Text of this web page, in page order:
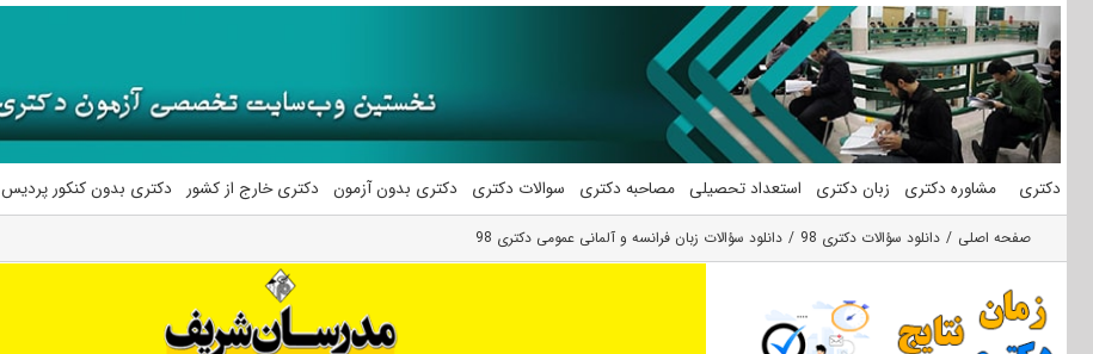
محتوا
دکتری مشاوره دکتری زبان دکتری استعداد تحصیلی مصاحبه دکتری سوالات دکتری دکتری بدون آزمون دکتری خارج از کشور دکتری بدون کنکور پردیس
صفحه اصلی دانلود سؤالات دکتری 98 دانلود سؤالات زبان فرانسه و آلمانی عمومی دکتری 98